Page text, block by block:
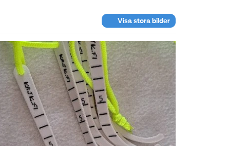
Visa stora bilder